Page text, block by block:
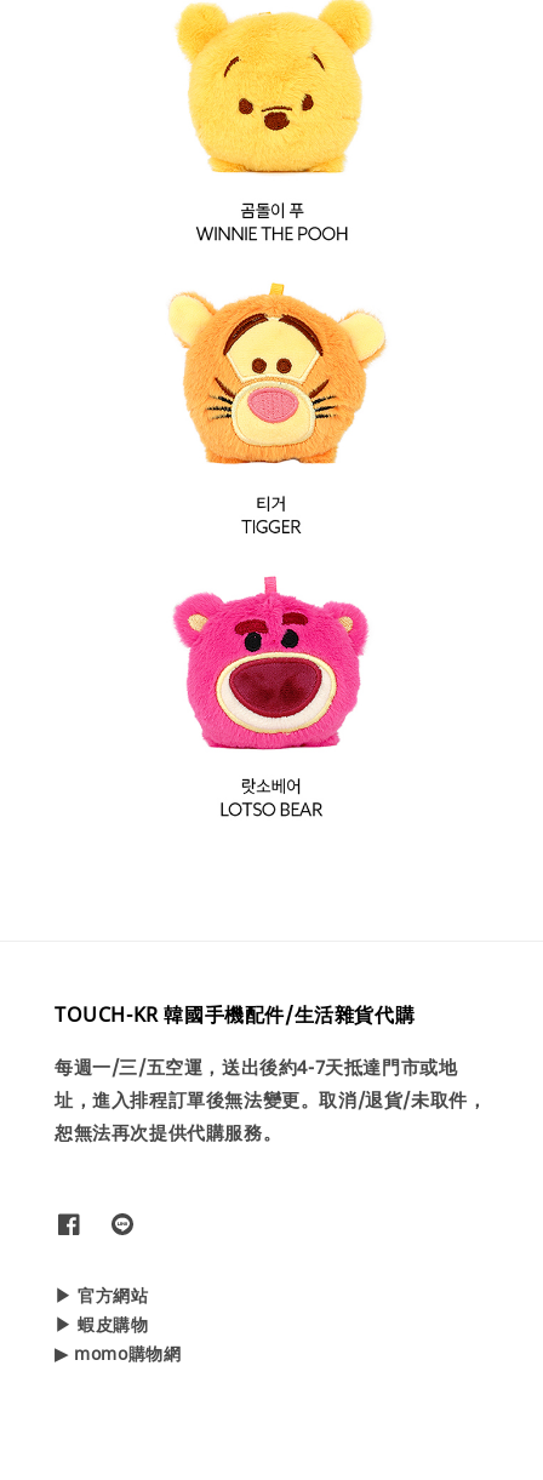
TOUCH-KR 韓國手機配件/生活雜貨代購
每週一/三/五空運，送出後約4-7天抵達門市或地
址，進入排程訂單後無法變更。取消/退貨/未取件，
恕無法再次提供代購服務。
▶ 官方網站
▶ 蝦皮購物
▶ momo購物網